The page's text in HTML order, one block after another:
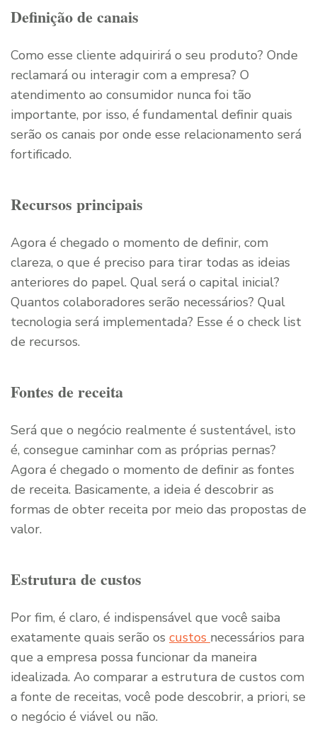
Definição de canais
Como esse cliente adquirirá o seu produto? Onde
reclamará ou interagir com a empresa? O
atendimento ao consumidor nunca foi tão
importante, por isso, é fundamental definir quais
serão os canais por onde esse relacionamento será
fortificado.
Recursos principais
Agora é chegado o momento de definir, com
clareza, o que é preciso para tirar todas as ideias
anteriores do papel. Qual será o capital inicial?
Quantos colaboradores serão necessários? Qual
tecnologia será implementada? Esse é o check list
de recursos.
Fontes de receita
Será que o negócio realmente é sustentável, isto
é, consegue caminhar com as próprias pernas?
Agora é chegado o momento de definir as fontes
de receita. Basicamente, a ideia é descobrir as
formas de obter receita por meio das propostas de
valor.
Estrutura de custos
Por fim, é claro, é indispensável que você saiba
exatamente quais serão os custos necessários para
que a empresa possa funcionar da maneira
idealizada. Ao comparar a estrutura de custos com
a fonte de receitas, você pode descobrir, a priori, se
o negócio é viável ou não.